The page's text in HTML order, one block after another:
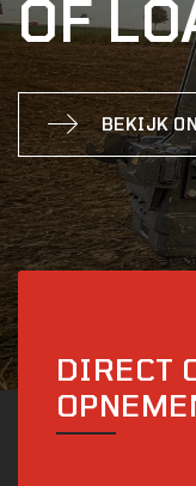
OF
BEKIJK
DIRECT